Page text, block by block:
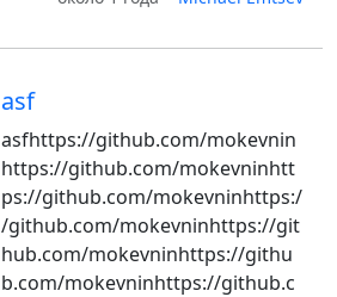
asf
asfhttps://github.com/mokevnin
https://github.com/mokevninhtt
ps://github.com/mokevninhttps:/
/github.com/mokevninhttps://git
hub.com/mokevninhttps://githu
b.com/mokevninhttps://github.c